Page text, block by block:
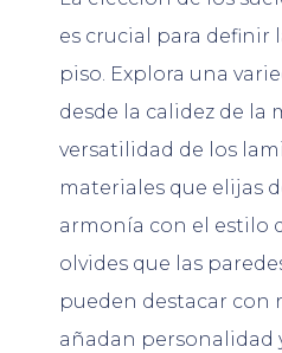
es crucial para definir
piso. Explora una
desde la calidez de la
versatilidad de los
materiales que elijas
armonía con el estilo
olvides que las
pueden destacar con
añadan personalidad